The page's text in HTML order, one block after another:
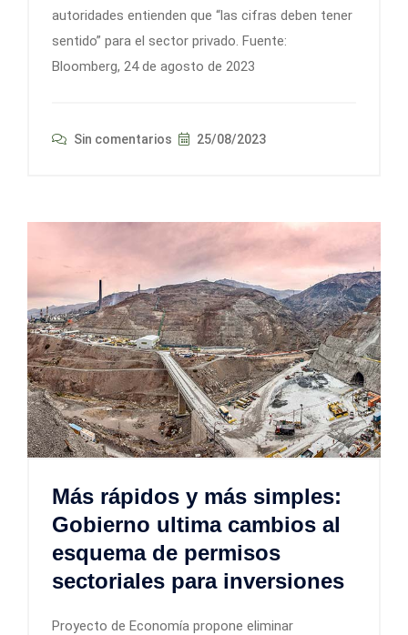
autoridades entienden que “las cifras deben tener
sentido” para el sector privado. Fuente:
Bloomberg, 24 de agosto de 2023
Sin comentarios 25/08/2023
Más rápidos y más simples:
Gobierno ultima cambios al
esquema de permisos
sectoriales para inversiones
Proyecto de Economía propone eliminar